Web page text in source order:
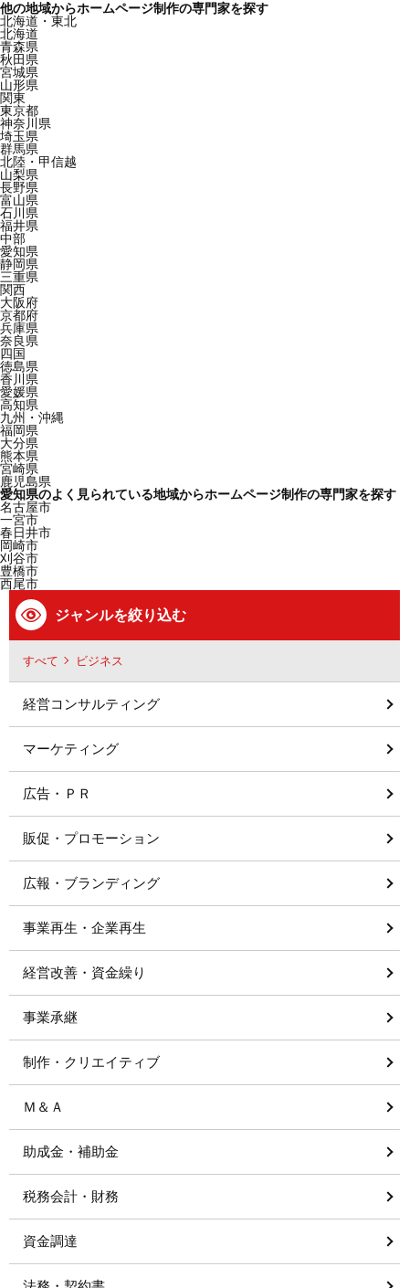
他の地域からホームページ制作の専門家を探す
北海道・東北
北海道
青森県
秋田県
宮城県
山形県
関東
東京都
神奈川県
埼玉県
群馬県
北陸・甲信越
山梨県
長野県
富山県
石川県
福井県
中部
愛知県
静岡県
三重県
関西
大阪府
京都府
兵庫県
奈良県
四国
徳島県
香川県
愛媛県
高知県
九州・沖縄
福岡県
大分県
熊本県
宮崎県
鹿児島県
愛知県のよく見られている地域からホームページ制作の専門家を探す
名古屋市
一宮市
春日井市
岡崎市
刈谷市
豊橋市
西尾市
ジャンルを絞り込む
すべて ビジネス
経営コンサルティング
マーケティング
広告・ＰＲ
販促・プロモーション
広報・ブランディング
事業再生・企業再生
経営改善・資金繰り
事業承継
制作・クリエイティブ
Ｍ＆Ａ
助成金・補助金
税務会計・財務
資金調達